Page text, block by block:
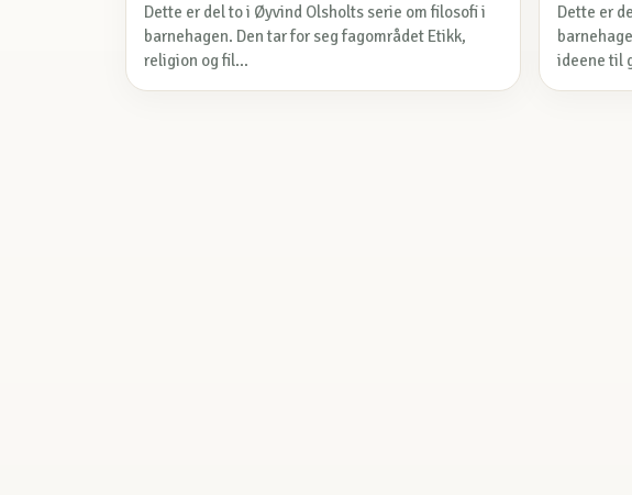
Dette er del to i Øyvind Olsholts serie om filosofi i
barnehagen. Den tar for seg fagområdet Etikk,
religion og fil...
Dette er
ideene til